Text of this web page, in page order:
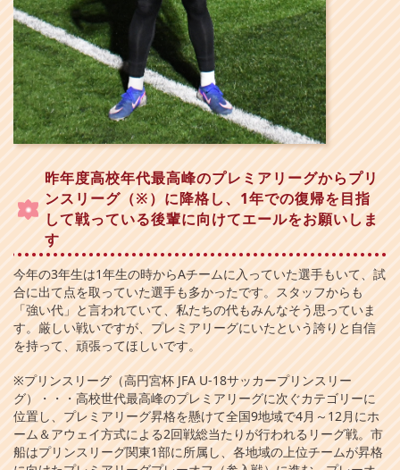
昨年度高校年代最高峰のプレミアリーグからプリ
ンスリーグ（※）に降格し、1年での復帰を目指
して戦っている後輩に向けてエールをお願いしま
す
今年の3年生は1年生の時からAチームに入っていた選手もいて、試
合に出て点を取っていた選手も多かったです。スタッフからも
「強い代」と言われていて、私たちの代もみんなそう思っていま
す。厳しい戦いですが、プレミアリーグにいたという誇りと自信
を持って、頑張ってほしいです。
※プリンスリーグ（高円宮杯 JFA U-18サッカープリンスリー
グ）・・・高校世代最高峰のプレミアリーグに次ぐカテゴリーに
位置し、プレミアリーグ昇格を懸けて全国9地域で4月～12月にホ
ーム＆アウェイ方式による2回戦総当たりが行われるリーグ戦。市
船はプリンスリーグ関東1部に所属し、各地域の上位チームが昇格